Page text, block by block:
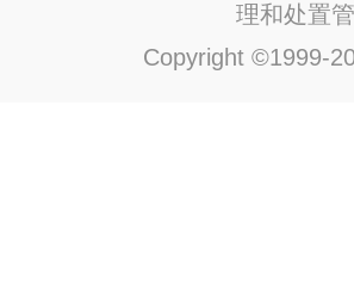
理和处置
Copyright ©1999-